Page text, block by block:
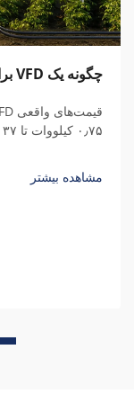
چگونه یک VFD برای پمپ آب خورشیدی انتخاب کنیم؟
محاسبه کنید.
مشاهده بیشتر